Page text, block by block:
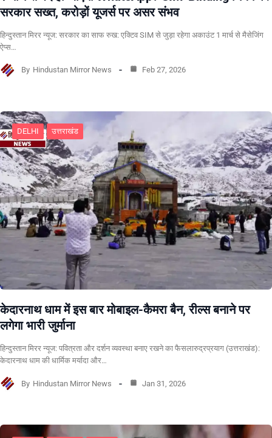
सरकार सख्त, करोड़ों यूजर्स पर असर संभव
हिन्दुस्तान मिरर न्यूज: सरकार का साफ रुख: एक्टिव SIM से जुड़ा रहेगा अकाउंट 1 मार्च से मैसेजिंग
ऐप्स…
By Hindustan Mirror News Feb 27, 2026
DELHI उत्तराखंड
केदारनाथ धाम में इस बार मोबाइल-कैमरा बैन, रील्स बनाने पर
लगेगा भारी जुर्माना
हिन्दुस्तान मिरर न्यूज: पवित्रता और दर्शन व्यवस्था बनाए रखने का फैसलारुद्रप्रयाग (उत्तराखंड):
केदारनाथ धाम की धार्मिक मर्यादा और…
By Hindustan Mirror News Jan 31, 2026